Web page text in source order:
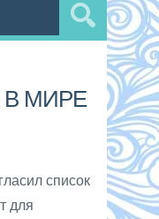
МИРЕ
список
для